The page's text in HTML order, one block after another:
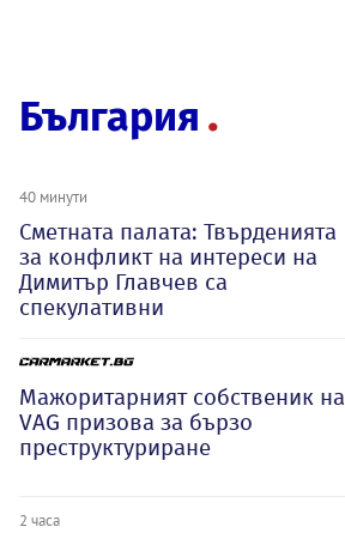
България
40 минути
Сметната палата: Твърденията
за конфликт на интереси на
Димитър Главчев са
спекулативни
Мажоритарният собственик на
VAG призова за бързо
преструктуриране
2 часа